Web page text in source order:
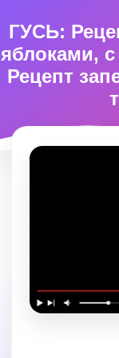
ГУСЬ:
яблоками,
Рецепт